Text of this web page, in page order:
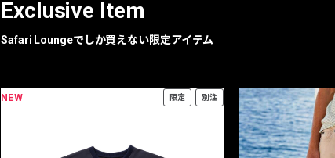
Exclusive Item
Safari Loungeでしか買えない限定アイテム
NEW 限定 別注